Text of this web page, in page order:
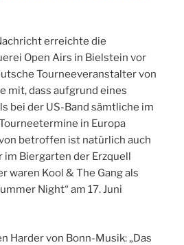
erreichte die
Open Airs in Bielstein vor
Tourneeveranstalter von
mit, dass aufgrund eines
bei der US-Band sämtliche im
in Europa
betroffen ist natürlich auch
Biergarten der Erzquell
waren Kool & The Gang als
Night“ am 17. Juni
Harder von Bonn-Musik: „Das